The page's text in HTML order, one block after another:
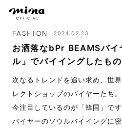
FASHION 2024.02.23
お洒落なbPr BEAMSバイ
ル」でバイイングしたもの
次なるトレンドを追い求め、世
レクトショップのバイヤーたち
今注目しているのが「韓国」で
バイヤーのソウルバイイングに